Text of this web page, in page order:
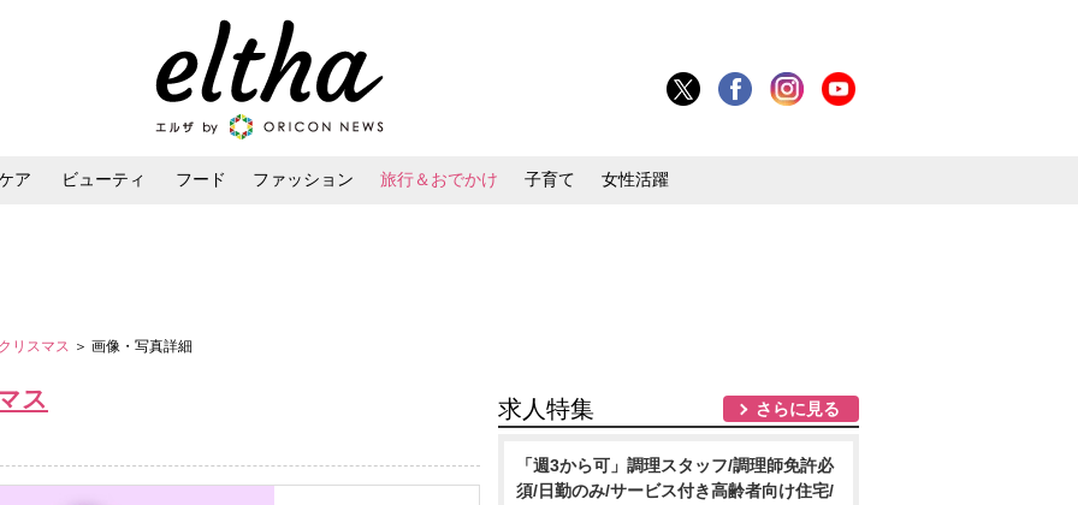
ア ビューティ フード ファッション 旅行＆おでかけ 子育て 女性活躍
リスマス ＞ 画像・写真詳細
ス 求人特集 さらに見る
「週3から可」調理スタッフ/調理師免許必
須/日勤のみ/サービス付き高齢者向け住宅/